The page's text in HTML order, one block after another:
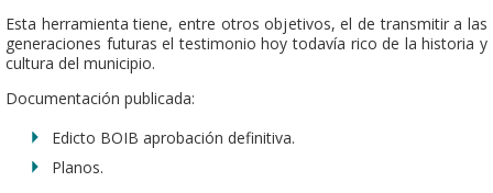
Esta herramienta tiene, entre otros objetivos, el de transmitir a las
generaciones futuras el testimonio hoy todavía rico de la historia y
cultura del municipio.
Documentación publicada:
Edicto BOIB aprobación definitiva.
Planos.